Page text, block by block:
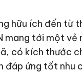
hữu ích đến từ
mang tới một
có kích thước
đáp ứng tốt nhu